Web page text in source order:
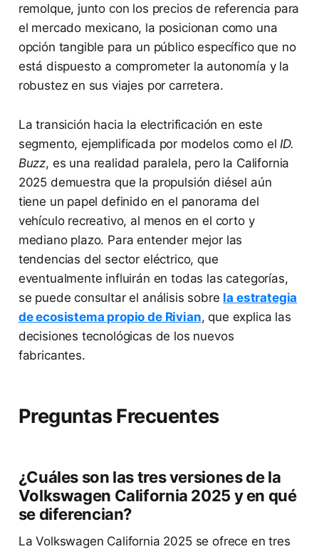
remolque, junto con los precios de referencia para
el mercado mexicano, la posicionan como una
opción tangible para un público específico que no
está dispuesto a comprometer la autonomía y la
robustez en sus viajes por carretera.
La transición hacia la electrificación en este
segmento, ejemplificada por modelos como el ID.
Buzz, es una realidad paralela, pero la California
2025 demuestra que la propulsión diésel aún
tiene un papel definido en el panorama del
vehículo recreativo, al menos en el corto y
mediano plazo. Para entender mejor las
tendencias del sector eléctrico, que
eventualmente influirán en todas las categorías,
se puede consultar el análisis sobre la estrategia
de ecosistema propio de Rivian, que explica las
decisiones tecnológicas de los nuevos
fabricantes.
Preguntas Frecuentes
¿Cuáles son las tres versiones de la
Volkswagen California 2025 y en qué
se diferencian?
La Volkswagen California 2025 se ofrece en tres